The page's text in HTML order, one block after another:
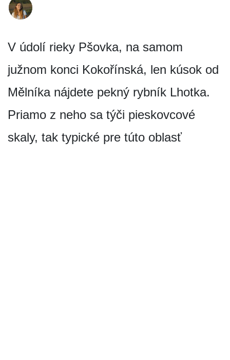
V údolí rieky Pšovka, na samom
južnom konci Kokořínská, len kúsok od
Mělníka nájdete pekný rybník Lhotka.
Priamo z neho sa týči pieskovcové
skaly, tak typické pre túto oblasť